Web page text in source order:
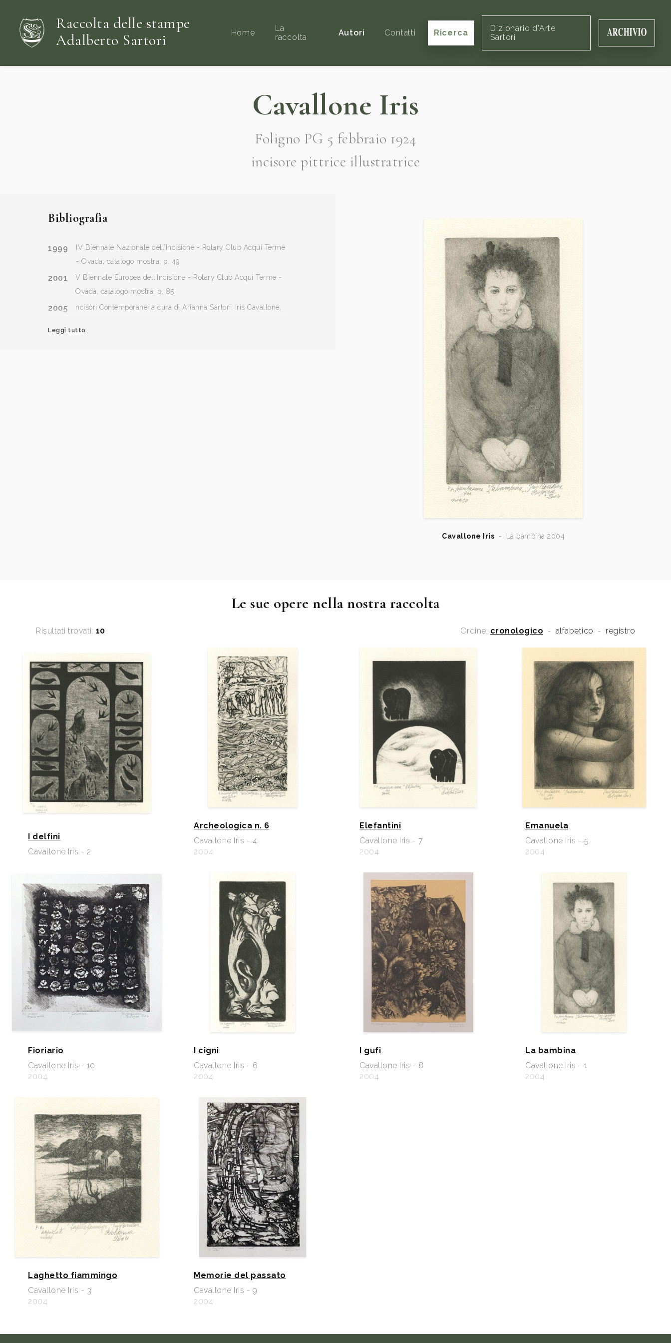
Raccolta delle stampe
Adalberto Sartori
Home
La
raccolta
Autori Contatti Ricerca
Dizionario d'Arte
Sartori
Cavallone Iris
Foligno PG 5 febbraio 1924
incisore pittrice illustratrice
Bibliografia
1999
IV Biennale Nazionale dell’Incisione - Rotary Club Acqui Terme
- Ovada, catalogo mostra, p. 49
2001
V Biennale Europea dell’Incisione - Rotary Club Acqui Terme -
Ovada, catalogo mostra, p. 85
2005
ncisori Contemporanei a cura di Arianna Sartori: Iris Cavallone,
Leggi tutto
Cavallone Iris - La bambina 2004
Le sue opere nella nostra raccolta
Risultati trovati: 10 Ordine: cronologico - alfabetico - registro
I delfini
Cavallone Iris - 2
Archeologica n. 6
Cavallone Iris - 4
2004
Elefantini
Cavallone Iris - 7
2004
Emanuela
Cavallone Iris - 5
2004
Fioriario
Cavallone Iris - 10
2004
I cigni
Cavallone Iris - 6
2004
I gufi
Cavallone Iris - 8
2004
La bambina
Cavallone Iris - 1
2004
Laghetto fiammingo
Cavallone Iris - 3
2004
Memorie del passato
Cavallone Iris - 9
2004